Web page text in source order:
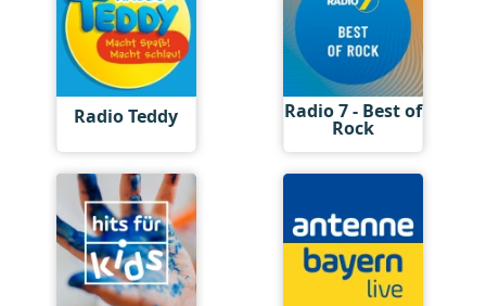
Radio Teddy Radio 7 - Best of
Rock